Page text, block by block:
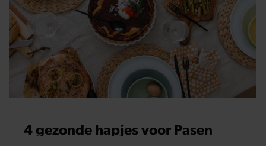
4 gezonde hapjes voor Pasen